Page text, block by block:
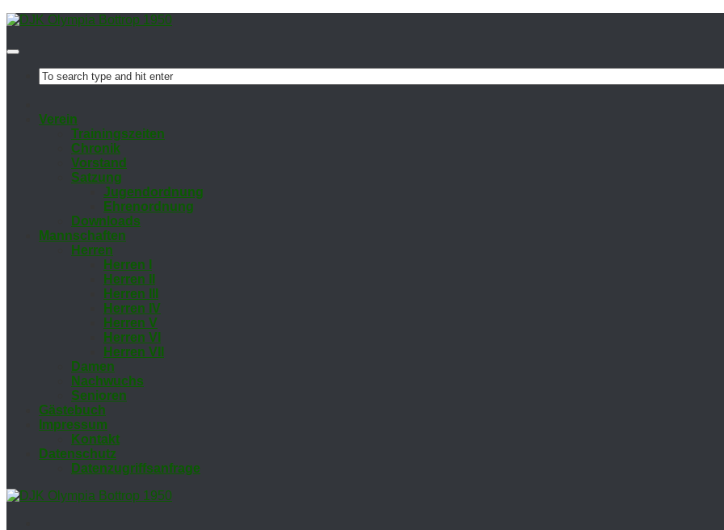
Ver­ein
Trai­nings­zei­ten
Chro­nik
Vor­stand
Sat­zung
Ju­gend­ord­nung
Eh­ren­ord­nung
Down­loads
Mann­schaf­ten
Her­ren
Her­ren I
Her­ren II
Her­ren III
Her­ren IV
Her­ren V
Her­ren VI
Her­ren VII
Da­men
Nach­wuchs
Se­nio­ren
Gäs­te­buch
Im­pres­sum
Kon­takt
Da­ten­schutz
Da­ten­zu­griffs­an­fra­ge